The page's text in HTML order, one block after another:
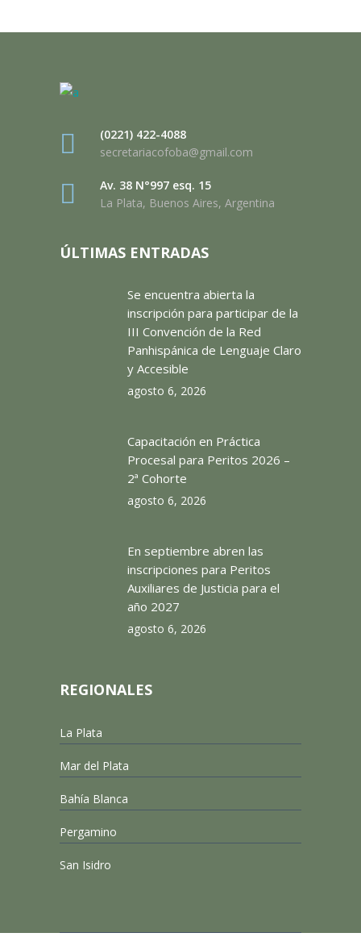
(0221) 422-4088
secretariacofoba@gmail.com
Av. 38 N°997 esq. 15
La Plata, Buenos Aires, Argentina
ÚLTIMAS ENTRADAS
Se encuentra abierta la
inscripción para participar de la
III Convención de la Red
Panhispánica de Lenguaje Claro
y Accesible
agosto 6, 2026
Capacitación en Práctica
Procesal para Peritos 2026 –
2ª Cohorte
agosto 6, 2026
En septiembre abren las
inscripciones para Peritos
Auxiliares de Justicia para el
año 2027
agosto 6, 2026
REGIONALES
La Plata
Mar del Plata
Bahía Blanca
Pergamino
San Isidro